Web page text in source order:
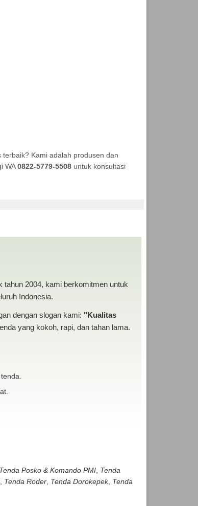
Kami adalah produsen dan
WA0822-5779-5508untuk konsultasi
2004, kami berkomitmen untuk
Indonesia.
dengan slogan kami: "Kualitas
yang kokoh, rapi, dan tahan lama.
Tenda Posko & Komando PMI, Tenda
Tenda Roder, Tenda Dorokepek, Tenda